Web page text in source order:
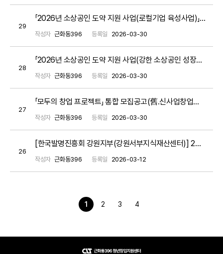
29
「2026년 소상공인 도약 지원 사업(로컬기업 육성사업)」모집 공고
작성자 근화동396 등록일 2026-03-30
28
「2026년 소상공인 도약 지원 사업(강한 소상공인 성장지원)」 소상공인 모집 공고
작성자 근화동396 등록일 2026-03-30
27
「모두의 창업 프로젝트」 통합 모집공고(舊.신사업창업사관학교)
작성자 근화동396 등록일 2026-03-30
26
[한국발명진흥회 강원지부(강원서부지식재산센터)] 2026년 강원특별자치도 지식재산 첫걸음 사업 참여기업 모집(~3. 27.)
작성자 근화동396 등록일 2026-03-12
1 2 3 4